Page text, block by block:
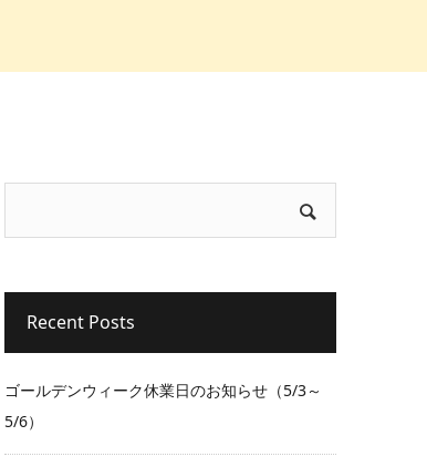
Recent Posts
ゴールデンウィーク休業日のお知らせ（5/3～
5/6）